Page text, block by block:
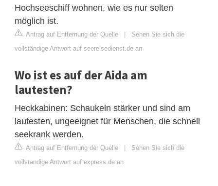
Hochseeschiff wohnen, wie es nur selten
möglich ist.
Antrag auf Entfernung der Quelle | Sehen Sie sich die
vollständige Antwort auf seereisedienst.de an
Wo ist es auf der Aida am
lautesten?
Heckkabinen: Schaukeln stärker und sind am
lautesten, ungeeignet für Menschen, die schnell
seekrank werden.
Antrag auf Entfernung der Quelle | Sehen Sie sich die
vollständige Antwort auf express.de an